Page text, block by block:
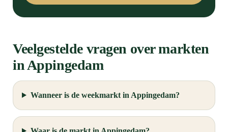
Veelgestelde vragen over markten
in Appingedam
Wanneer is de weekmarkt in Appingedam?